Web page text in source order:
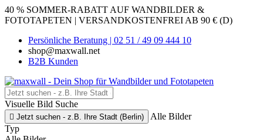
40 % SOMMER-RABATT AUF WANDBILDER &
FOTOTAPETEN | VERSANDKOSTENFREI AB 90 € (D)
Persönliche Beratung | 02 51 / 49 09 444 10
shop@maxwall.net
B2B Kunden
Visuelle Bild Suche
 Jetzt suchen - z.B. Ihre Stadt (Berlin)
Alle Bilder
Typ